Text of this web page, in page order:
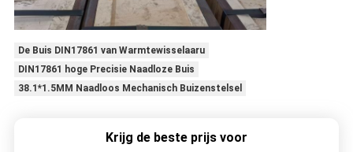
De Buis DIN17861 van Warmtewisselaaru
DIN17861 hoge Precisie Naadloze Buis
38.1*1.5MM Naadloos Mechanisch Buizenstelsel
Krijg de beste prijs voor